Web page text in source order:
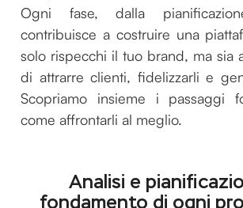
Ogni fase, dalla
contribuisce a costruire una
solo rispecchi il tuo brand, ma sia
di attrarre clienti, fidelizzarli e
Scopriamo insieme i passaggi
come affrontarli al meglio.
Analisi e
fondamento di ogni